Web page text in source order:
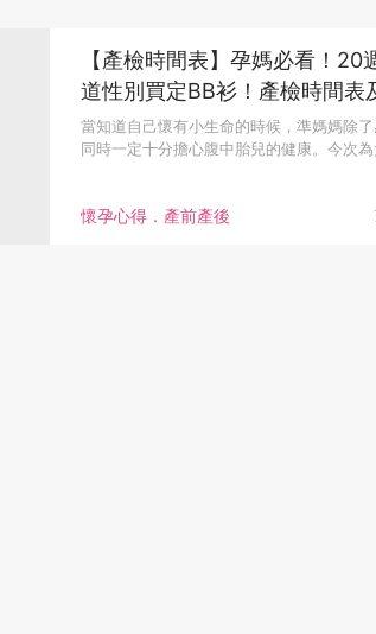
懷孕心得．產前產後
【產檢時間表】孕媽必看！20
道性別買定BB衫！產檢時間表
覽
當知道自己懷有小生命的時候，準媽媽除了
同時一定十分擔心腹中胎兒的健康。今次